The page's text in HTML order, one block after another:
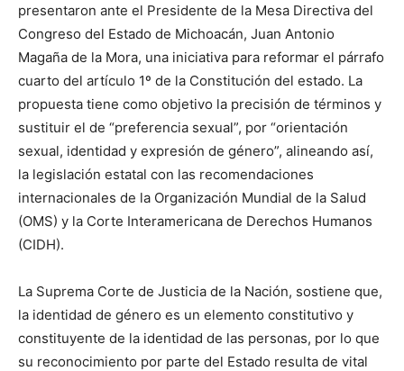
presentaron ante el Presidente de la Mesa Directiva del
Congreso del Estado de Michoacán, Juan Antonio
Magaña de la Mora, una iniciativa para reformar el párrafo
cuarto del artículo 1º de la Constitución del estado. La
propuesta tiene como objetivo la precisión de términos y
sustituir el de “preferencia sexual”, por “orientación
sexual, identidad y expresión de género”, alineando así,
la legislación estatal con las recomendaciones
internacionales de la Organización Mundial de la Salud
(OMS) y la Corte Interamericana de Derechos Humanos
(CIDH).
La Suprema Corte de Justicia de la Nación, sostiene que,
la identidad de género es un elemento constitutivo y
constituyente de la identidad de las personas, por lo que
su reconocimiento por parte del Estado resulta de vital